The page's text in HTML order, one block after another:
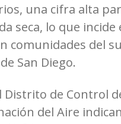
una cifra alta
seca, lo que incide
comunidades del
San Diego.
Distrito de Control
del Aire